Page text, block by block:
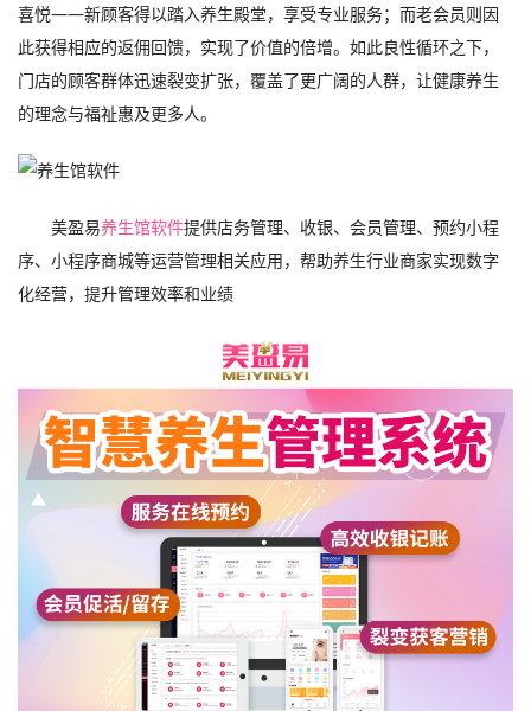
喜悦——新顾客得以踏入养生殿堂，享受专业服务；而老会员则因
此获得相应的返佣回馈，实现了价值的倍增。如此良性循环之下，
门店的顾客群体迅速裂变扩张，覆盖了更广阔的人群，让健康养生
的理念与福祉惠及更多人。
美盈易养生馆软件提供店务管理、收银、会员管理、预约小程
序、小程序商城等运营管理相关应用，帮助养生行业商家实现数字
化经营，提升管理效率和业绩